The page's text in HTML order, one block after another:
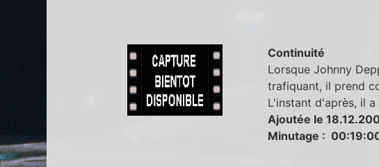
Continuité
Lorsque Johnny
trafiquant, il prend
L'instant d'après, il a
Ajoutée le
Minutage :